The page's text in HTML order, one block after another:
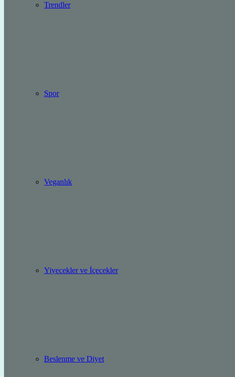
Trendler
Spor
Veganlık
Yiyecekler ve İçecekler
Beslenme ve Diyet